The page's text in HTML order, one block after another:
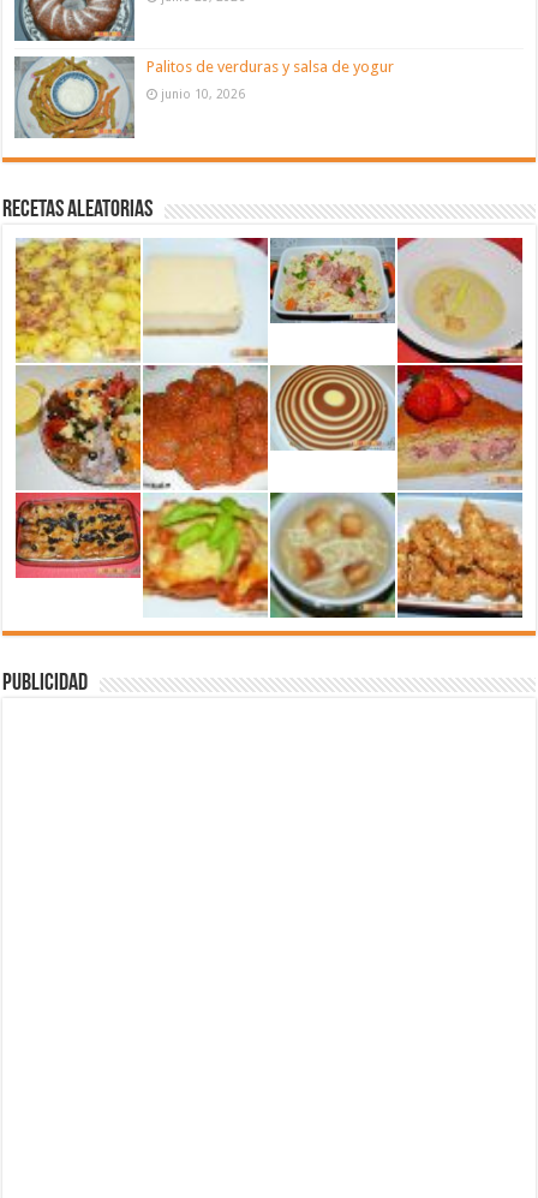
Palitos de verduras y salsa de yogur
junio 10, 2026
Recetas aleatorias
Publicidad